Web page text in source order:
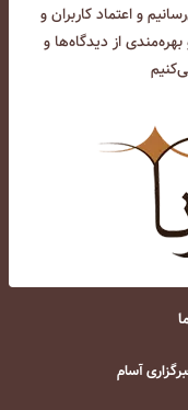
و اعتماد کاربران و
از دیدگاه‌ها و
آسام